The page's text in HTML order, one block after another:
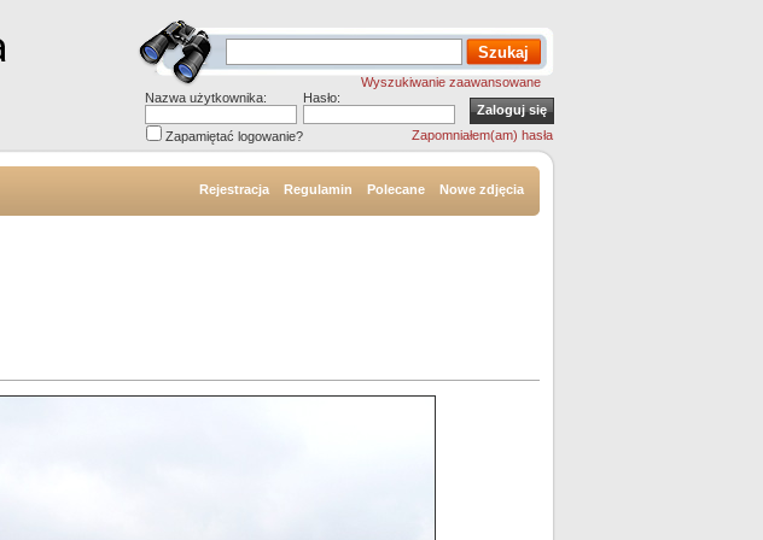
Wyszukiwanie zaawansowane
Nazwa użytkownika:
Hasło:
Zapamiętać logowanie? Zapomniałem(am) hasła
Rejestracja Regulamin Polecane Nowe zdjęcia